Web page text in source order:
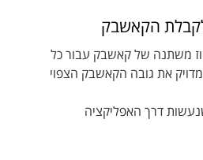
הקאשבק
משתנה של קאשבק עבור כל
את גובה הקאשבק הצפוי
דרך האפליקציה